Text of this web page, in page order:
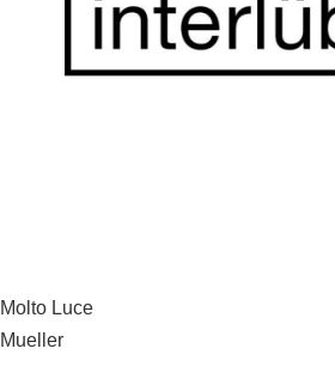
Beitragsnavigation
Molto Luce
Mueller